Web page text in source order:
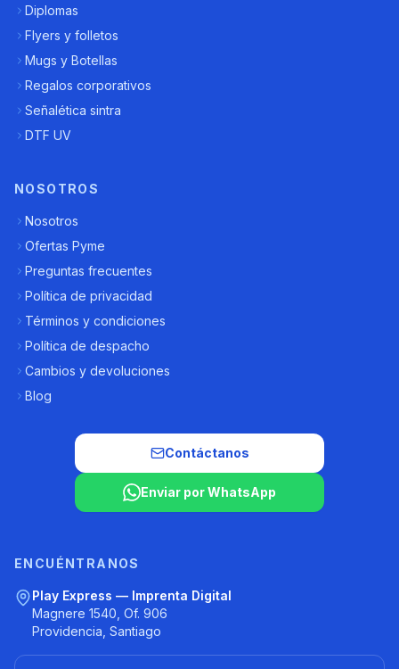
Diplomas
Flyers y folletos
Mugs y Botellas
Regalos corporativos
Señalética sintra
DTF UV
NOSOTROS
Nosotros
Ofertas Pyme
Preguntas frecuentes
Política de privacidad
Términos y condiciones
Política de despacho
Cambios y devoluciones
Blog
Contáctanos
Enviar por WhatsApp
ENCUÉNTRANOS
Play Express — Imprenta Digital
Magnere 1540, Of. 906
Providencia, Santiago